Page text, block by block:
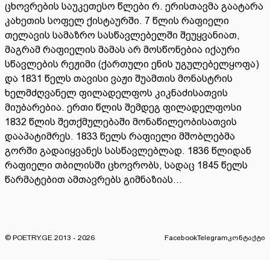
ცხოვრების საუკეთესო წლები რ. ერისთავმა გაატარა
კახეთის სოფელ ქისტაურში. 7 წლის რაფიელი
თელავის სამაზრო სასწავლებელში შეუყვანიათ,
მაგრამ რაფიელის მამას არ მოსწონებია იქაური
სწავლების რეჟიმი (ქართული ენის უგულებელყოფა)
და 1831 წელს თავისი ვაჟი შუამთის მონასტრის
ხელმძღვანელ ფილადელფოს კიკნაძისათვის
მიუბარებია. ერთი წლის შემდეგ ფილადელფოსი
1832 წლის შეთქმულებაში მონაწილეობისათვის
დააპატიმრეს. 1833 წელს რაფიელი მშობლებმა
გორში გადაიყვანეს სასწავლებლად. 1836 წლიდან
რაფიელი თბილისში ცხოვრობს, სადაც 1845 წელს
წარმატებით ამთავრებს გიმნაზიას...
© POETRY.GE 2013 - 2026 FacebookTelegramკონტაქტი